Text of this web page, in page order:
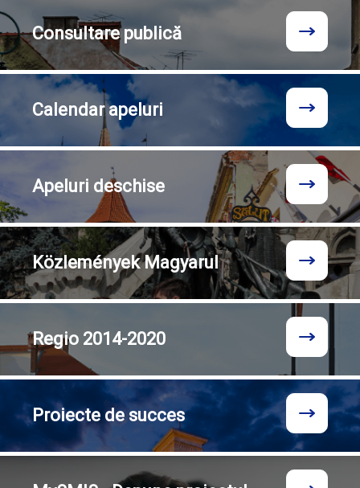
Consultarepublică
Calendarapeluri
Apeluri deschise
KözleményekMagyarul
Regio 2014-2020
Proiecte de succes